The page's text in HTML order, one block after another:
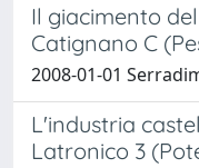
Il giacimento
Catignano C
2008-01-01
L'industria
Latronico 3